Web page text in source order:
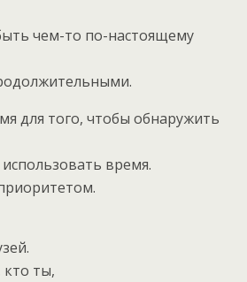
чем-то по-настоящему
для того, чтобы обнаружить
время.
ты,